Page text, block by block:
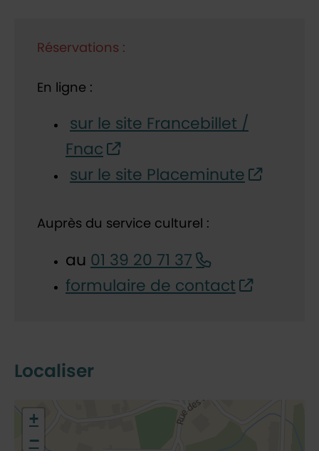
Réservations :
En ligne :
sur le site Francebillet /
Fnac
sur le site Placeminute
Auprès du service culturel :
au 01 39 20 71 37
formulaire de contact
Localiser
48.77509974511786,2.126592466575356
+
−